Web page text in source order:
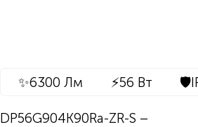
✨6300 Лм ⚡56 Вт 🛡️
DP56G904K90Ra-ZR-S –